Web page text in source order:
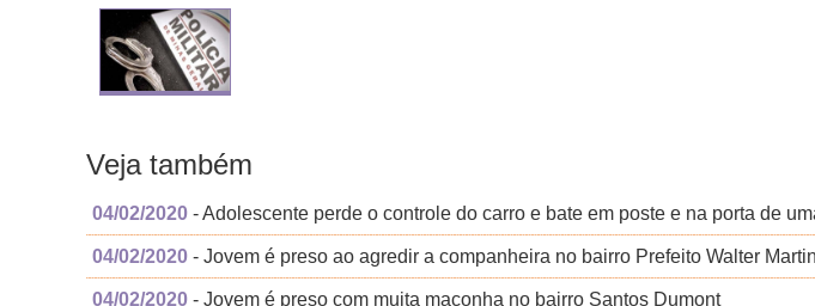
Veja também
04/02/2020 - Adolescente perde o controle do carro e bate em poste e na porta de
04/02/2020 - Jovem é preso ao agredir a companheira no bairro Prefeito Walter
04/02/2020 - Jovem é preso com muita maconha no bairro Santos Dumont